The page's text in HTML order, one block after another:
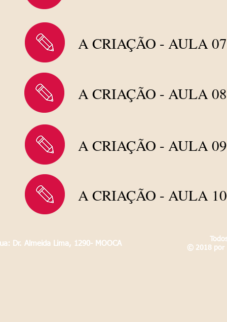
A CRIAÇÃO - AULA 07
A CRIAÇÃO - AULA 08
A CRIAÇÃO - AULA 09
A CRIAÇÃO - AULA 10
Dr. Almeida Lima, 1290- MOOCA
© 2018 por